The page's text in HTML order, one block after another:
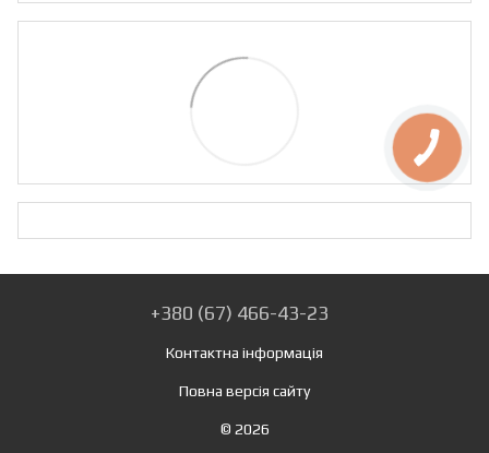
+380 (67) 466-43-23
Контактна інформація
Повна версія сайту
© 2026